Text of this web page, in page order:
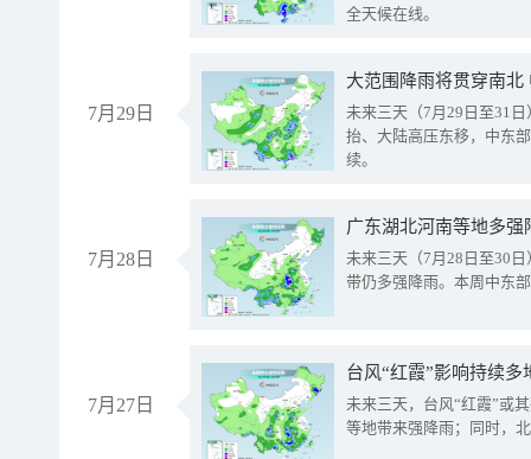
全天候在线。
7月29日
大范围降雨将贯穿南
未来三天（7月29日至31
抬、大陆高压东移，中东
续。
7月28日
广东湖北河南等地多
未来三天（7月28日至30
带仍多强降雨。本周中东
7月27日
台风“红霞”影响持续
未来三天，台风“红霞”或
等地带来强降雨；同时，